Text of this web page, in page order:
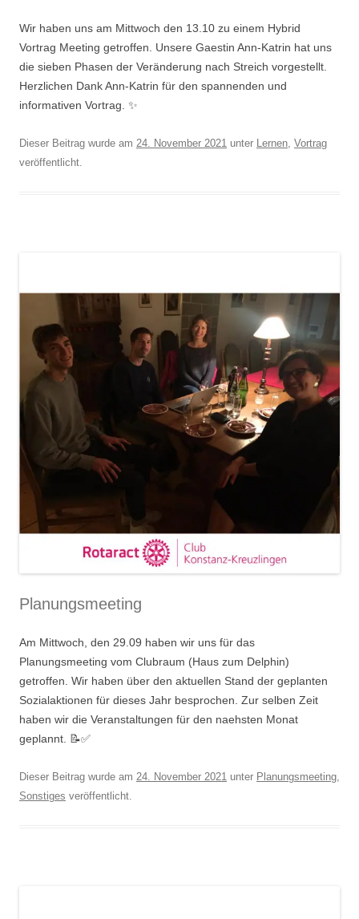
Wir haben uns am Mittwoch den 13.10 zu einem Hybrid
Vortrag Meeting getroffen. Unsere Gaestin Ann-Katrin hat uns
die sieben Phasen der Veränderung nach Streich vorgestellt.
Herzlichen Dank Ann-Katrin für den spannenden und
informativen Vortrag. ✨
Dieser Beitrag wurde am 24. November 2021 unter Lernen, Vortrag
veröffentlicht.
Planungsmeeting
Am Mittwoch, den 29.09 haben wir uns für das
Planungsmeeting vom Clubraum (Haus zum Delphin)
getroffen. Wir haben über den aktuellen Stand der geplanten
Sozialaktionen für dieses Jahr besprochen. Zur selben Zeit
haben wir die Veranstaltungen für den naehsten Monat
geplannt. 📝✅
Dieser Beitrag wurde am 24. November 2021 unter Planungsmeeting,
Sonstiges veröffentlicht.